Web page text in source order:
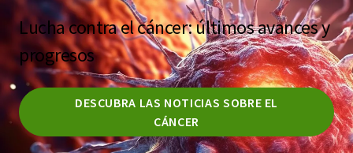
Lucha contra el cáncer: últimos avances y
progresos
DESCUBRA LAS NOTICIAS SOBRE EL
CÁNCER